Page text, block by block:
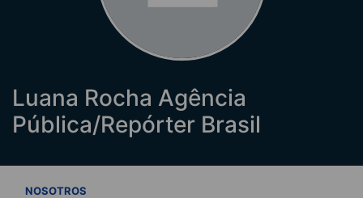
Luana Rocha Agência
Pública/Repórter Brasil
NOSOTROS